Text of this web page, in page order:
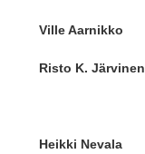
Ville Aarnikko
Risto K. Järvinen
Heikki Nevala